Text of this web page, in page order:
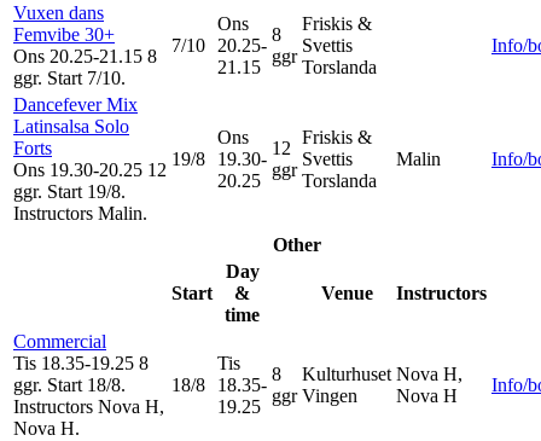
Vuxen dans
Femvibe 30+
Ons 20.25-21.15 8
ggr. Start 7/10.
7/10
Ons
20.25-
21.15
8
ggr
Friskis &
Svettis
Torslanda
Info/
Dancefever Mix
Latinsalsa Solo
Forts
Ons 19.30-20.25 12
ggr. Start 19/8.
Instructors Malin.
19/8
Ons
19.30-
20.25
12
ggr
Friskis &
Svettis
Torslanda
Malin Info/
Other
Start
Day
&
time
Venue Instructors
Commercial
Tis 18.35-19.25 8
ggr. Start 18/8.
Instructors Nova H,
Nova H.
18/8
Tis
18.35-
19.25
8
ggr
Kulturhuset
Vingen
Nova H,
Nova H
Info/